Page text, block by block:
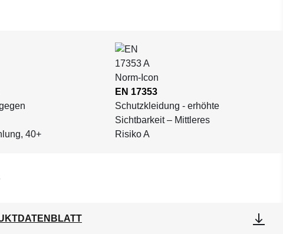
40+
EN 17353
Schutzkleidung - erhöhte
Sichtbarkeit – Mittleres
Risiko A